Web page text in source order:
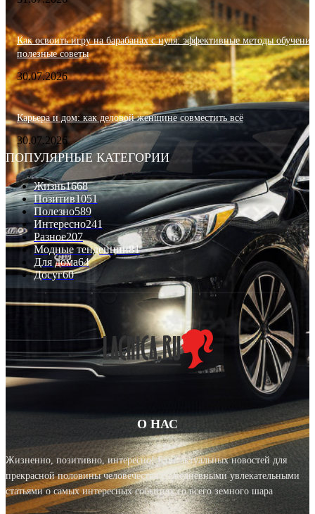
Как освоить игру на барабанах с нуля: эффективные методы
полезные советы
30.07.2026
Карьера и дом: как деловой женщине совместить всё
30.07.2026
ПОПУЛЯРНЫЕ КАТЕГОРИИ
Жизнь1668
Позитив1051
Полезно589
Интересно241
Разное207
Модные тенденции81
Для дома64
Досуг60
О НАС
Жизненно, позитивно, интересно! Блог актуальных новостей для
прекрасной половины человечества с ежедневными увлекательными
статьями о самых интересных событиях со всего земного шара